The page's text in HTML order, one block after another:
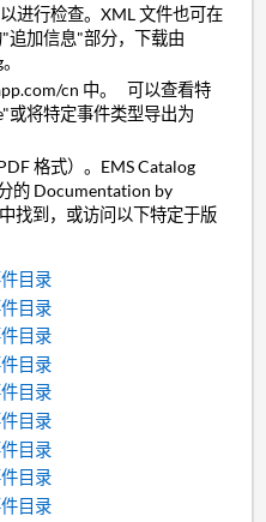
进行检查。XML 文件也可在
追加信息"部分，下载由
cn 中。 可以查看特
或将特定事件类型导出为
格式）。EMS Catalog
的 Documentation by
中找到，或访问以下特定于版
目录
目录
目录
目录
目录
目录
目录
目录
目录